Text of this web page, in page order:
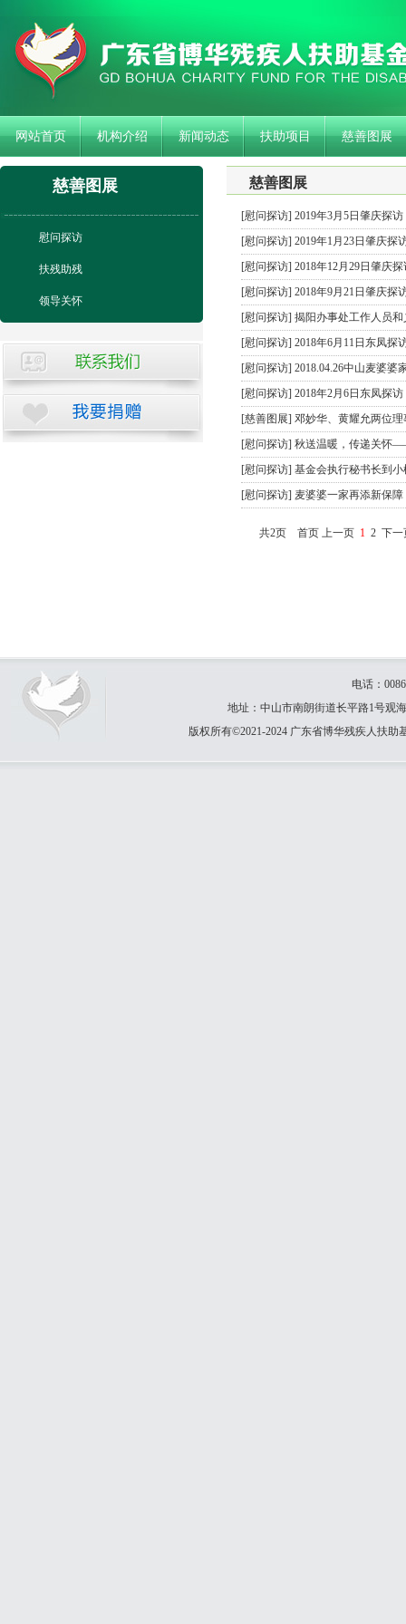
网站首页 机构介绍 新闻动态 扶助项目 慈善图展
慈善图展
慰问探访
扶残助残
领导关怀
慈善图展
[慰问探访] 2019年3月5日肇庆探访
[慰问探访] 2019年1月23日肇庆探
[慰问探访] 2018年12月29日肇庆探
[慰问探访] 2018年9月21日肇庆探
[慰问探访] 揭阳办事处工作人员
[慰问探访] 2018年6月11日东凤探
[慰问探访] 2018.04.26中山麦婆婆
[慰问探访] 2018年2月6日东凤探访
[慈善图展] 邓妙华、黄耀允两位
[慰问探访] 秋送温暖，传递关怀
[慰问探访] 基金会执行秘书长到
[慰问探访] 麦婆婆一家再添新保障
共2页 首页 上一页 1 2 下一
电话：
地址：中山市南朗街道长平路1号观
版权所有©2021-2024 广东省博华残疾人扶助